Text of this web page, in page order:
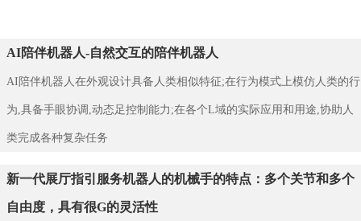
AI陪伴机器人-自然交互的陪伴机器人
AI陪伴机器人在外观设计具备人类相似特征;在行为模式上模仿人类的行
为,具备手眼协调,动态足控制能力;在各个L域的实际应用和用途,协助人
类完成各种复杂任务
新一代展厅指引服务机器人的机械手的特点：多个关节和多个
自由度，具有很G的灵活性